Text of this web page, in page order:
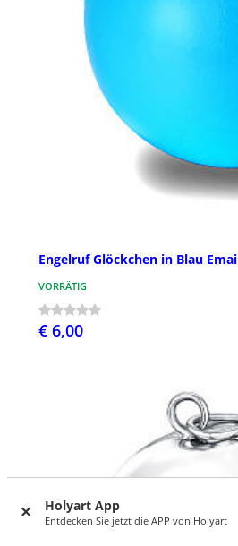
Holyart App
Entdecken Sie jetzt die APP von Holyart
Engelruf Glöckchen in Blau
VORRÄTIG
€ 6,00